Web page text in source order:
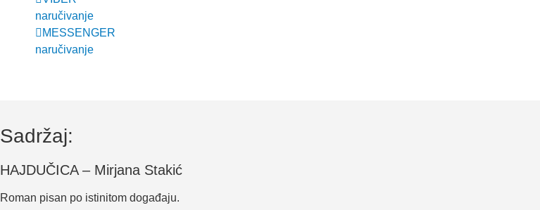
naručivanje
MESSENGER
naručivanje
Sadržaj:
HAJDUČICA – Mirjana Stakić
Roman pisan po istinitom događaju.